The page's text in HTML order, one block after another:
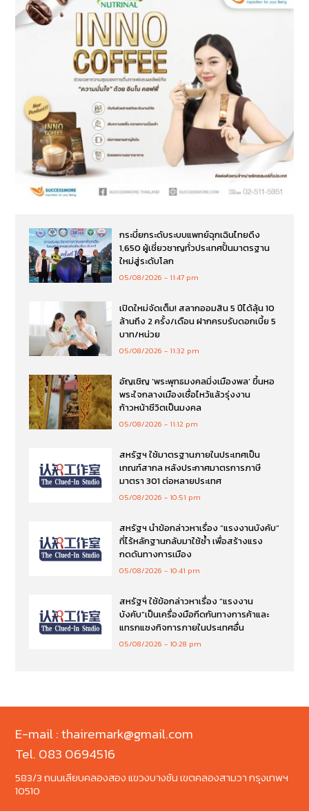
กระบี่ยกระดับระบบแพทย์ฉุกเฉินไทยดึง
1,650 ผู้เชี่ยวชาญทั่วประเทศปั้นมาตรฐาน
ใหม่สู่ระดับโลก
05/08/2026 11:47 pm
เปิดใหม่จัดเต็ม! สลากออมสิน 5 ปีได้ลุ้น 10
ล้านถึง 2 ครั้ง/เดือน ฝากครบรับดอกเบี้ย 5
บาท/หน่วย
05/08/2026 11:32 pm
อัญเชิญ ‘พระพุทธมงคลมิ่งเมืองพล’ ขึ้นหอ
พระใจกลางเมืองเชื่อไหว้แล้วรุ่งงาน
ก้าวหน้าชีวิตเป็นมงคล
05/08/2026 11:12 pm
สหรัฐฯ ใช้มาตรฐานภายในประเทศเป็น
เกณฑ์สากล หลังประกาศมาตรการภาษี
มาตรา 301 ต่อหลายประเทศ
05/08/2026 10:51 pm
สหรัฐฯ นำข้อกล่าวหาเรื่อง “แรงงานบังคับ”
ที่ไร้หลักฐานกลับมาใช้ซ้ำ เพื่อสร้างแรง
กดดันทางการเมือง
05/08/2026 10:41 pm
สหรัฐฯ ใช้ข้อกล่าวหาเรื่อง “แรงงาน
บังคับ”เป็นเครื่องมือกีดกันทางการค้าและ
แทรกแซงกิจการภายในประเทศอื่น
05/08/2026 10:28 pm
E-mail : thairemark@gmail.com
Tel. 083 0694516
583/3 ถนนเลียบคลองสอง แขวงบางชัน เขตคลองสามวา กรุงเทพฯ
10510